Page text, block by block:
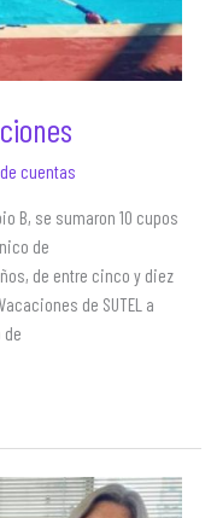
cuentas
B, se sumaron 10 cupos
de
de entre cinco y diez
de SUTEL a